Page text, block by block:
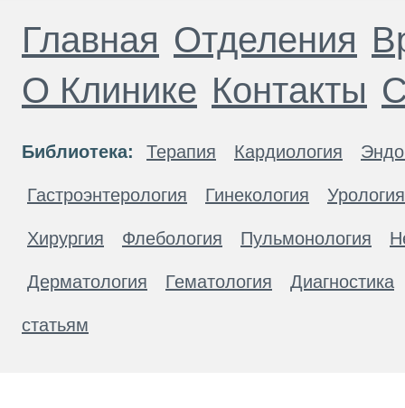
Главная Отделения
О Клинике Контакты
Библиотека: Терапия Кардиология
Гастроэнтерология Гинекология Урология
Хирургия Флебология Пульмонология
Дерматология Гематология Диагностика
статьям